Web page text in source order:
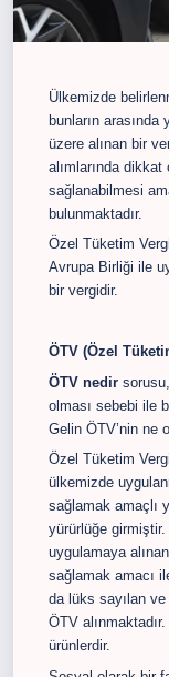
Ülkemizde
bunların
üzere alınan bir
alımlarında
sağlanabilmesi
bulunmaktadır.
Özel Tüketim
Avrupa Birliği ile
bir vergidir.
ÖTV (Özel
ÖTV nedir
olması sebebi ile
Gelin ÖTV’nin ne
Özel Tüketim
ülkemizde
sağlamak amaçlı
yürürlüğe
uygulamaya
sağlamak amacı
da lüks sayılan ve
ÖTV
ürünlerdir.